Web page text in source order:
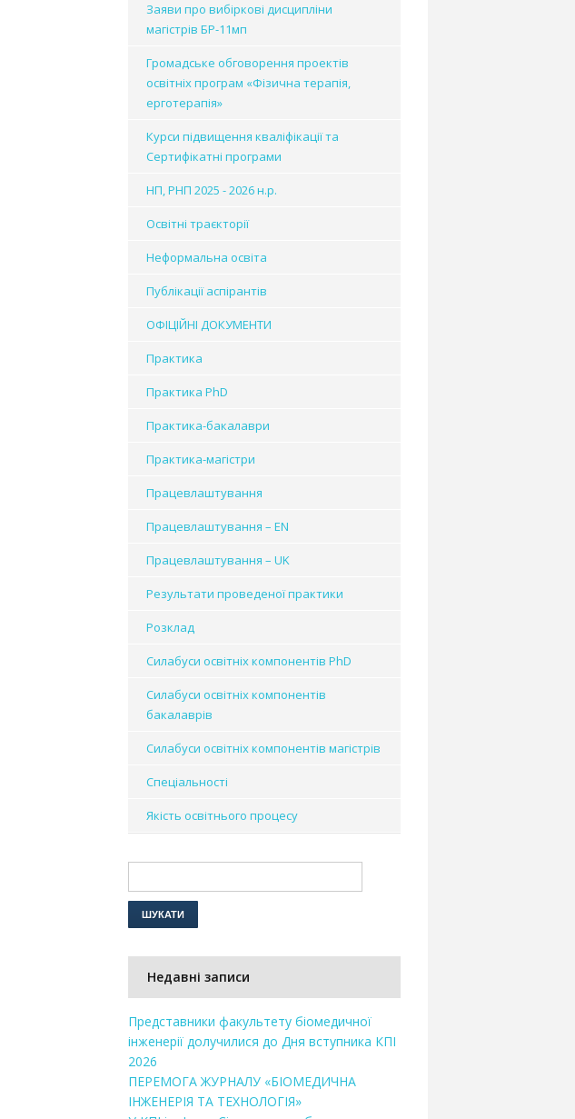
Заяви про вибіркові дисципліни
магістрів БР-11мп
Громадське обговорення проектів
освітніх програм «Фізична терапія,
ерготерапія»
Курси підвищення кваліфікації та
Сертифікатні програми
НП, РНП 2025 - 2026 н.р.
Освітні траєкторії
Неформальна освіта
Публікації аспірантів
ОФІЦІЙНІ ДОКУМЕНТИ
Практика
Практика PhD
Практика-бакалаври
Практика-магістри
Працевлаштування
Працевлаштування – EN
Працевлаштування – UK
Результати проведеної практики
Розклад
Силабуси освітніх компонентів PhD
Силабуси освітніх компонентів
бакалаврів
Силабуси освітніх компонентів магістрів
Спеціальності
Якість освітнього процесу
Недавні записи
Представники факультету біомедичної
інженерії долучилися до Дня вступника КПІ
2026
ПЕРЕМОГА ЖУРНАЛУ «БІОМЕДИЧНА
ІНЖЕНЕРІЯ ТА ТЕХНОЛОГІЯ»